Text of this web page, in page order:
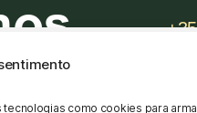
como cookies para
(chamada